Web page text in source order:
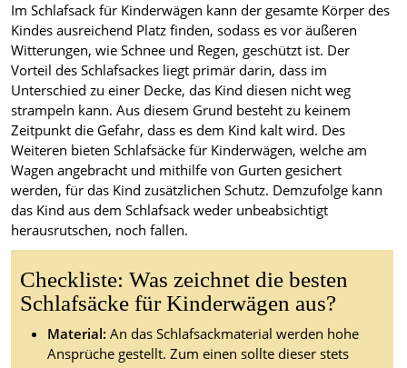
Im Schlafsack für Kinderwägen kann der gesamte Körper des
Kindes ausreichend Platz finden, sodass es vor äußeren
Witterungen, wie Schnee und Regen, geschützt ist. Der
Vorteil des Schlafsackes liegt primär darin, dass im
Unterschied zu einer Decke, das Kind diesen nicht weg
strampeln kann. Aus diesem Grund besteht zu keinem
Zeitpunkt die Gefahr, dass es dem Kind kalt wird. Des
Weiteren bieten Schlafsäcke für Kinderwägen, welche am
Wagen angebracht und mithilfe von Gurten gesichert
werden, für das Kind zusätzlichen Schutz. Demzufolge kann
das Kind aus dem Schlafsack weder unbeabsichtigt
herausrutschen, noch fallen.
Checkliste: Was zeichnet die besten
Schlafsäcke für Kinderwägen aus?
Material: An das Schlafsackmaterial werden hohe
Ansprüche gestellt. Zum einen sollte dieser stets